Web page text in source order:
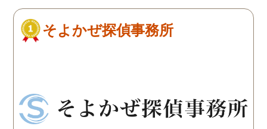
そよかぜ探偵事務所